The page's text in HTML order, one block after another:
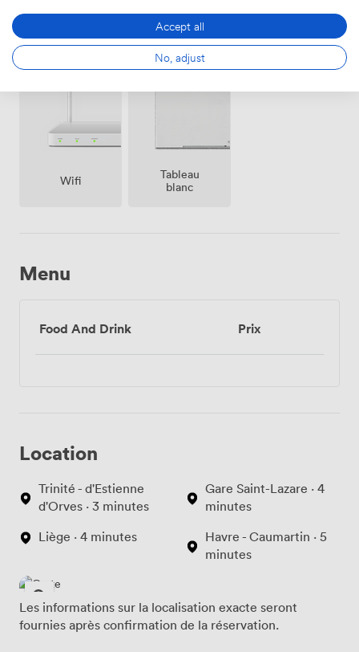
Air
Réception
sur place
Espace
(partagé)
Wifi
Tableau
blanc
Menu
Food And Drink Prix
Location
Trinité - d'Estienne
d'Orves · 3 minutes
Liège · 4 minutes
Gare Saint-Lazare · 4
minutes
Havre - Caumartin · 5
minutes
Les informations sur la localisation exacte seront
fournies après confirmation de la réservation.
Accept all
No, adjust